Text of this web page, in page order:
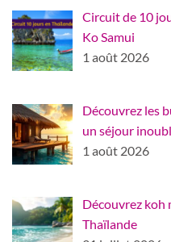
Circuit de 10
Ko Samui
1 août 2026
Découvrez les
un séjour
1 août 2026
Découvrez koh
Thaïlande